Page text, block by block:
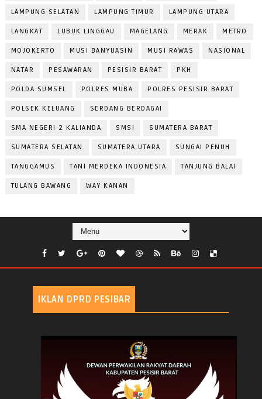
LAMPUNG SELATAN LAMPUNG TIMUR LAMPUNG UTARA
LANGKAT LUBUK LINGGAU MAGELANG MERAK METRO
MOJOKERTO MUSI BANYUASIN MUSI RAWAS NASIONAL
NATAR PESAWARAN PESISIR BARAT PKH
POLDA SUMSEL POLRES MUBA POLRES PESISIR BARAT
POLSEK KELUANG SERDANG BERDAGAI
SMA NEGERI 2 KALIANDA SMSI SUMATERA BARAT
SUMATERA SELATAN SUMATERA UTARA SUNGAI PENUH
TANGGAMUS TANI MERDEKA INDONESIA TANJUNG BALAI
TULANG BAWANG WAY KANAN
IKLAN DPRD PESIBAR